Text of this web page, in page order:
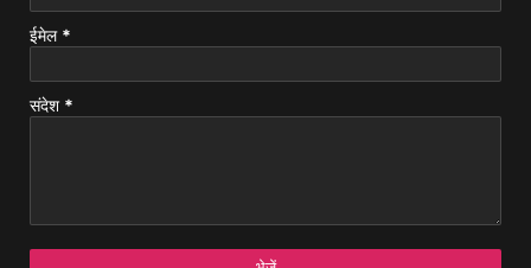
ईमेल *
संदेश *